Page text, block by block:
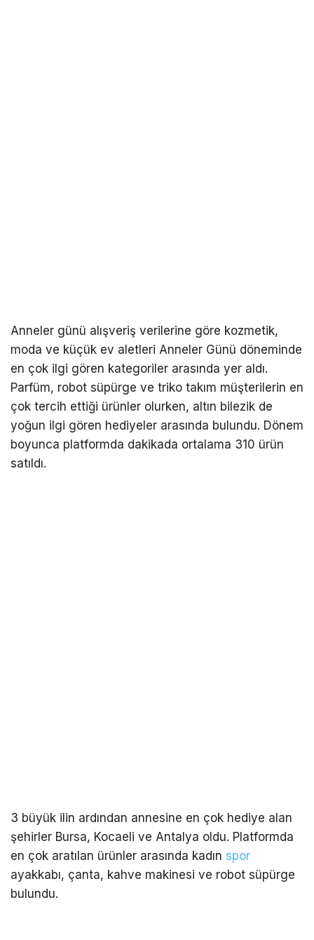
Anneler günü alışveriş verilerine göre kozmetik,
moda ve küçük ev aletleri Anneler Günü döneminde
en çok ilgi gören kategoriler arasında yer aldı.
Parfüm, robot süpürge ve triko takım müşterilerin en
çok tercih ettiği ürünler olurken, altın bilezik de
yoğun ilgi gören hediyeler arasında bulundu. Dönem
boyunca platformda dakikada ortalama 310 ürün
satıldı.
3 büyük ilin ardından annesine en çok hediye alan
şehirler Bursa, Kocaeli ve Antalya oldu. Platformda
en çok aratılan ürünler arasında kadın spor
ayakkabı, çanta, kahve makinesi ve robot süpürge
bulundu.